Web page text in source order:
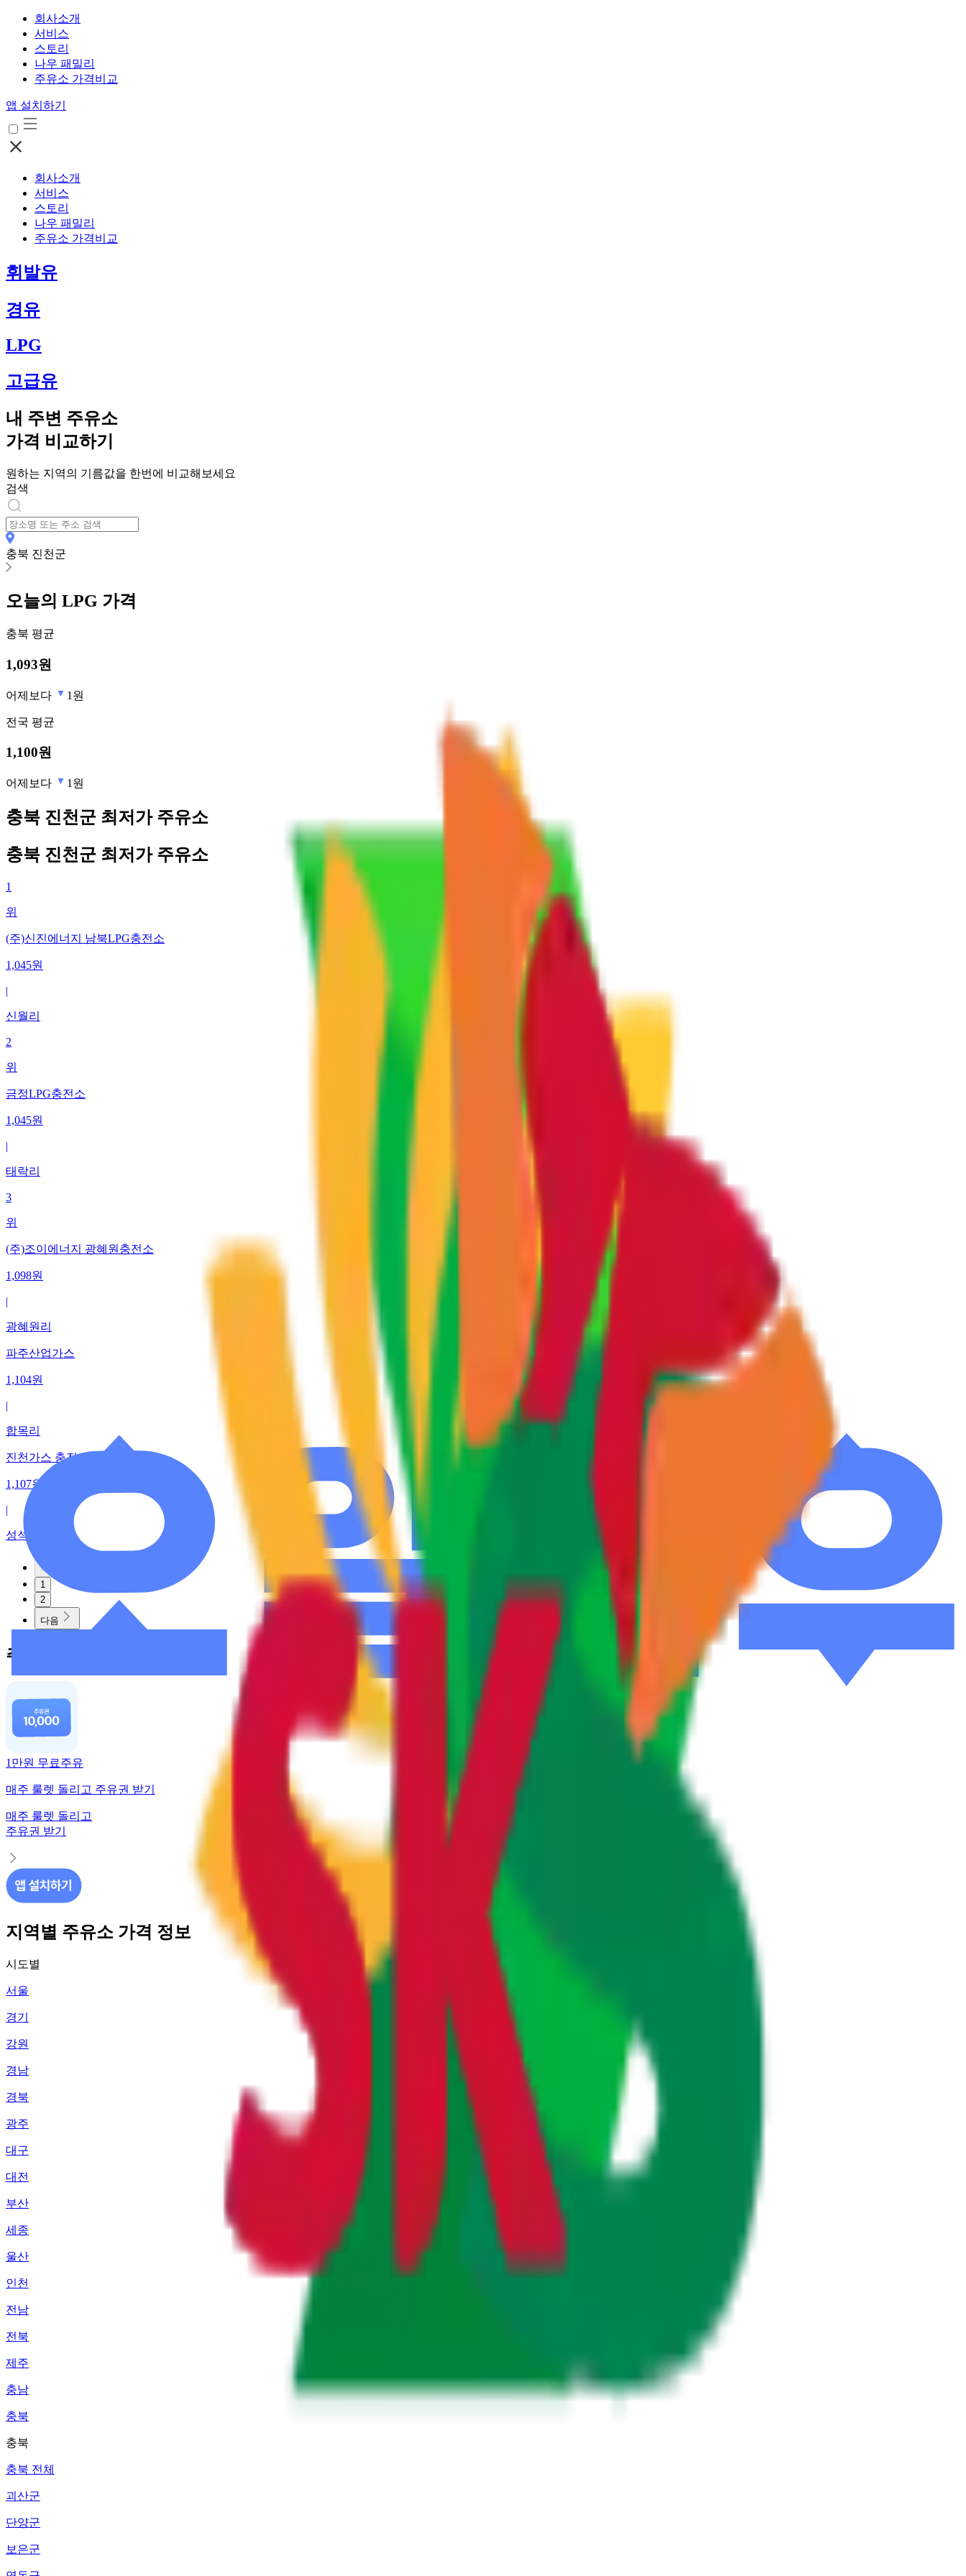
회사소개
서비스
스토리
나우 패밀리
주유소 가격비교
앱 설치하기
회사소개
서비스
스토리
나우 패밀리
주유소 가격비교
휘발유
경유
LPG
고급유
내 주변 주유소
가격 비교하기
원하는 지역의 기름값을 한번에 비교해보세요
검색
충북 진천군
오늘의 LPG 가격
충북 평균
1,093원
어제보다 1원
전국 평균
1,100원
어제보다 1원
충북 진천군 최저가 주유소
충북 진천군 최저가 주유소
1
위
(주)신진에너지 남북LPG충전소
1,045원
|
신월리
2
위
금정LPG충전소
1,045원
|
태락리
3
위
(주)조이에너지 광혜원충전소
1,098원
|
광혜원리
파주산업가스
1,104원
|
합목리
진천가스 충전소
1,107원
|
성석리
이전
1
2
다음
주유 할인 혜택
1만원 무료주유
매주 룰렛 돌리고 주유권 받기
매주 룰렛 돌리고
주유권 받기
지역별 주유소 가격 정보
시도별
서울
경기
강원
경남
경북
광주
대구
대전
부산
세종
울산
인천
전남
전북
제주
충남
충북
충북
충북 전체
괴산군
단양군
보은군